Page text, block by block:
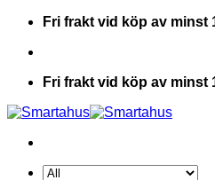
Skip
content
Fri frakt vid köp av minst
Fri frakt vid köp av minst